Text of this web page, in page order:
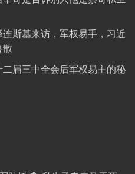
斯基来访，军权易手，习近
散
届三中全会后军权易主的秘